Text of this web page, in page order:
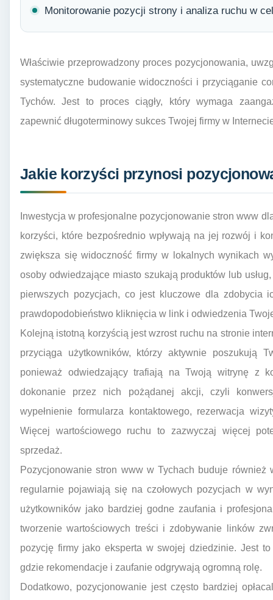
Monitorowanie pozycji strony i analiza ruchu w
Właściwie przeprowadzony proces pozycjonowania,
systematyczne budowanie widoczności i przyciąganie
Tychów. Jest to proces ciągły, który wymaga
zapewnić długoterminowy sukces Twojej firmy w
Jakie korzyści przynosi
Inwestycja w profesjonalne pozycjonowanie stron www
korzyści, które bezpośrednio wpływają na jej rozwój i
zwiększa się widoczność firmy w lokalnych wynikach
osoby odwiedzające miasto szukają produktów lub
pierwszych pozycjach, co jest kluczowe dla zdobycia
prawdopodobieństwo kliknięcia w link i odwiedzenia
Kolejną istotną korzyścią jest wzrost ruchu na stronie
przyciąga użytkowników, którzy aktywnie poszukują
ponieważ odwiedzający trafiają na Twoją witrynę z
dokonanie przez nich pożądanej akcji, czyli
wypełnienie formularza kontaktowego, rezerwacja
Więcej wartościowego ruchu to zazwyczaj więcej
sprzedaż.
Pozycjonowanie stron www w Tychach buduje również
regularnie pojawiają się na czołowych pozycjach w
użytkowników jako bardziej godne zaufania i
tworzenie wartościowych treści i zdobywanie linków
pozycję firmy jako eksperta w swojej dziedzinie. Jest
gdzie rekomendacje i zaufanie odgrywają ogromną rolę.
Dodatkowo, pozycjonowanie jest często bardziej